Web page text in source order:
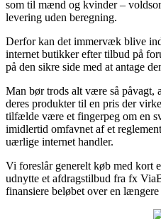
som til mænd og kvinder –
levering uden beregning.
Derfor kan det immervæk blive
internet butikker efter tilbud på
på den sikre side med at antage
Man bør trods alt være så påvagt,
deres produkter til en pris der
tilfælde være et fingerpeg om en
imidlertid omfavnet af et
uærlige internet handler.
Vi foreslår generelt køb med kort
udnytte et afdragstilbud fra fx
finansiere beløbet over en længere